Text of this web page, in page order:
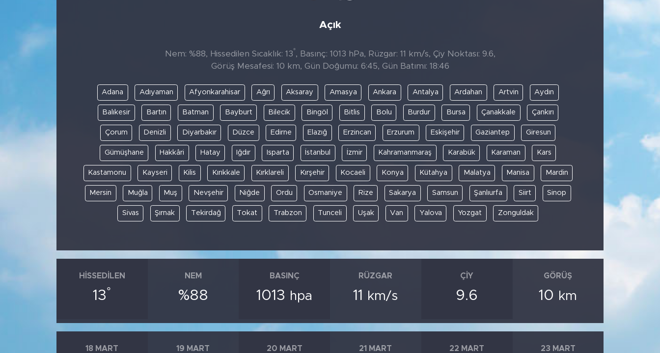
Açık
Nem: %88, Hissedilen Sıcaklık: 13°, Basınç: 1013 hPa, Rüzgar: 11 km/s, Çiy Noktası: 9.6,
Görüş Mesafesi: 10 km, Gün Doğumu: 6:45, Gün Batımı: 18:46
Adana Adıyaman Afyonkarahisar Ağrı Aksaray Amasya Ankara Antalya Ardahan Artvin Aydın
Balıkesir Bartın Batman Bayburt Bilecik Bingöl Bitlis Bolu Burdur Bursa Çanakkale Çankırı
Çorum Denizli Diyarbakır Düzce Edirne Elazığ Erzincan Erzurum Eskişehir Gaziantep Giresun
Gümüşhane Hakkâri Hatay Iğdır Isparta İstanbul İzmir Kahramanmaraş Karabük Karaman Kars
Kastamonu Kayseri Kilis Kırıkkale Kırklareli Kırşehir Kocaeli Konya Kütahya Malatya Manisa Mardin
Mersin Muğla Muş Nevşehir Niğde Ordu Osmaniye Rize Sakarya Samsun Şanlıurfa Siirt Sinop
Sivas Şırnak Tekirdağ Tokat Trabzon Tunceli Uşak Van Yalova Yozgat Zonguldak
HISSEDILEN
13°
NEM
%88
BASINÇ
1013 hpa
RÜZGAR
11 km/s
ÇIY
9.6
GÖRÜŞ
10 km
18 MART 19 MART 20 MART 21 MART 22 MART 23 MART